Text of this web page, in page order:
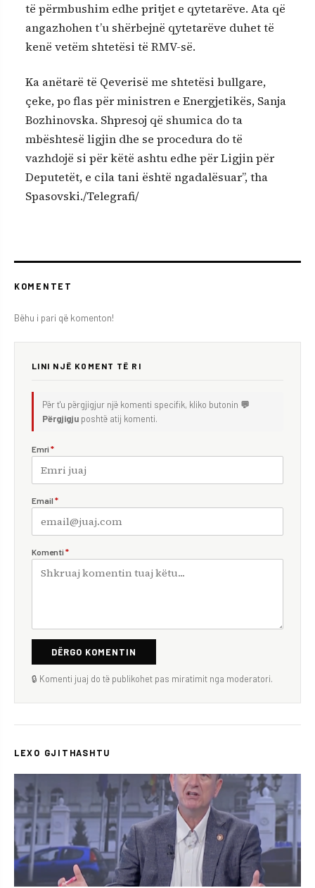
të përmbushim edhe pritjet e qytetarëve. Ata që
angazhohen t’u shërbejnë qytetarëve duhet të
kenë vetëm shtetësi të RMV-së.
Ka anëtarë të Qeverisë me shtetësi bullgare,
çeke, po flas për ministren e Energjetikës, Sanja
Bozhinovska. Shpresoj që shumica do ta
mbështesë ligjin dhe se procedura do të
vazhdojë si për këtë ashtu edhe për Ligjin për
Deputetët, e cila tani është ngadalësuar”, tha
Spasovski./Telegrafi/
KOMENTET
Bëhu i pari që komenton!
LINI NJË KOMENT TË RI
Për t'u përgjigjur një komenti specifik, kliko butonin 💬
Përgjigju poshtë atij komenti.
Emri *
Email *
Komenti *
DËRGO KOMENTIN
🔒 Komenti juaj do të publikohet pas miratimit nga moderatori.
LEXO GJITHASHTU